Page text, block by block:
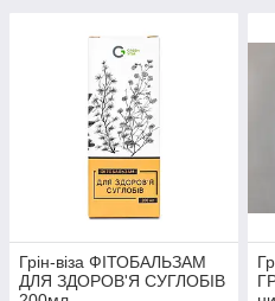
Грін-віза ФIТОБАЛЬЗАМ
ДЛЯ ЗДОРОВ'Я СУГЛОБІВ